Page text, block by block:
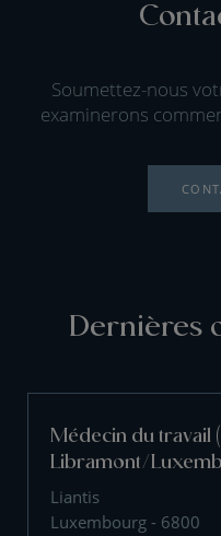
Soumettez-nous
examinerons
Dernières
Médecin du travail
Libramont/
Liantis
Luxembourg - 6800